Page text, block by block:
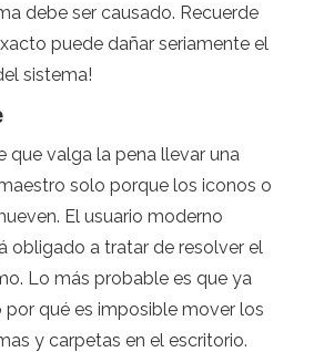
debe ser causado. Recuerde
puede dañar seriamente el
sistema!
que valga la pena llevar una
solo porque los iconos o
El usuario moderno
obligado a tratar de resolver el
Lo más probable es que ya
qué es imposible mover los
y carpetas en el escritorio.